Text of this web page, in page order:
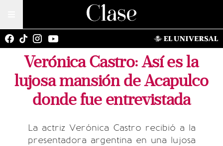
Verónica Castro: Así es la
lujosa mansión de Acapulco
donde fue entrevistada
La actriz Verónica Castro recibió a la
presentadora argentina en una lujosa